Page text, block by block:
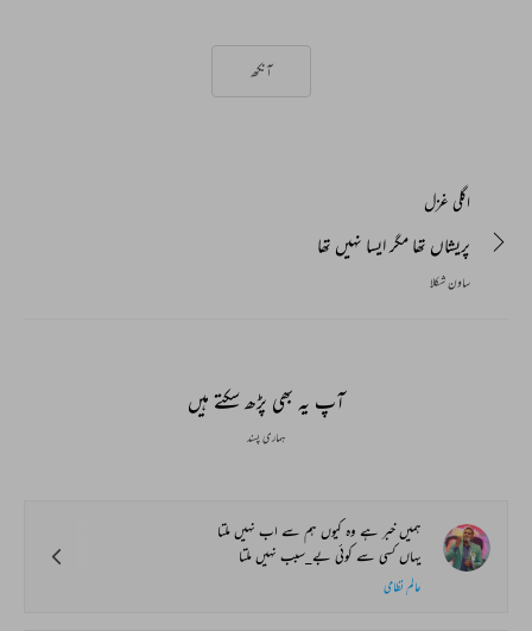
آنکھ
اگلی غزل
پریشاں تھا مگر ایسا نہیں تھا
ساون شکلا
آپ یہ بھی پڑھ سکتے ہیں
ہماری پسند
ہمیں خبر ہے وہ کیوں ہم سے اب نہیں ملتا
یہاں کسی سے کوئی بے_سبب نہیں ملتا
عالم نظامی